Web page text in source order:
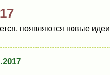
появляются новые